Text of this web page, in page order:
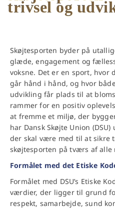
trivsel og
Skøjtesporten byder på
glæde, engagement og
voksne. Det er en sport, hvor
går hånd i hånd, og hvor
udvikling får plads til at
rammer for en positiv
at fremme et miljø, der
har Dansk Skøjte Union
der skal være med til at sikre
skøjtesporten på tværs af alle
Formålet med det Etiske
Formålet med DSU’s Etiske
værdier, der ligger til grund
respekt, samarbejde, sund